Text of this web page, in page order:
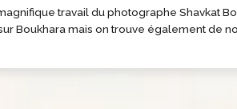
travail du photographe Shavkat
Boukhara mais on trouve également de